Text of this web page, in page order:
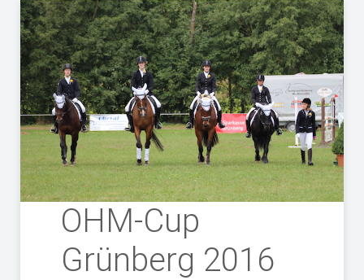
OHM-Cup
Grünberg 2016